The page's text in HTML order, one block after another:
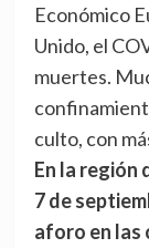
Económico
Unido, el
muertes.
culto, con
En la región
7 de
aforo en las